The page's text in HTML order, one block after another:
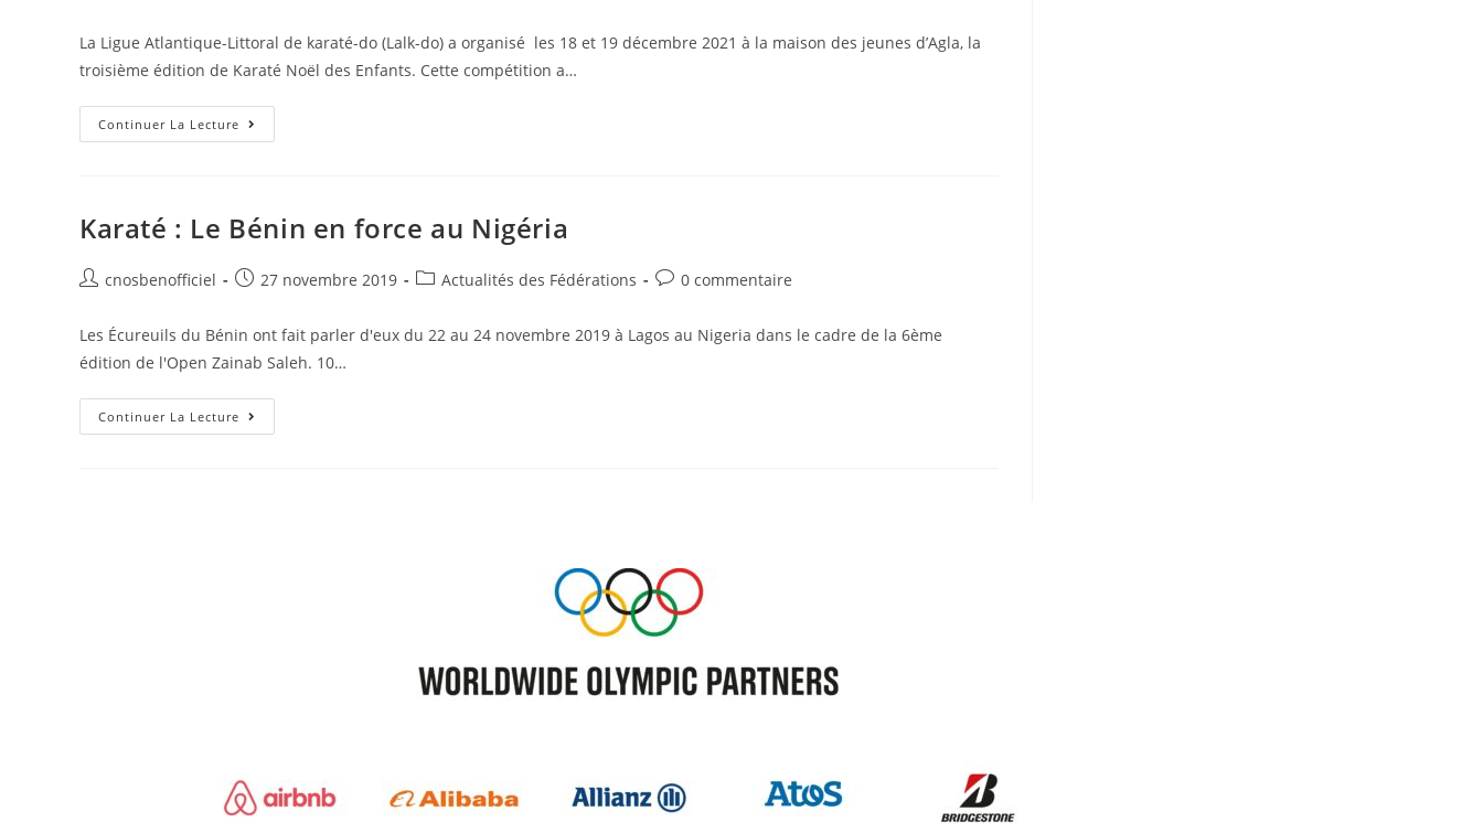
La Ligue Atlantique-Littoral de karaté-do (Lalk-do) a organisé les 18 et 19 décembre 2021 à la maison des jeunes d’Agla, la
troisième édition de Karaté Noël des Enfants. Cette compétition a…
Continuer La Lecture
Karaté : Le Bénin en force au Nigéria
cnosbenofficiel 27 novembre 2019 Actualités des Fédérations 0 commentaire
Les Écureuils du Bénin ont fait parler d'eux du 22 au 24 novembre 2019 à Lagos au Nigeria dans le cadre de la 6ème
édition de l'Open Zainab Saleh. 10…
Continuer La Lecture